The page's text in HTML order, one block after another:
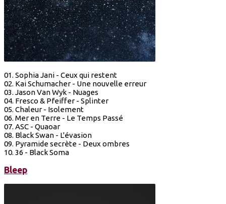
01. Sophia Jani - Ceux qui restent
02. Kai Schumacher - Une nouvelle erreur
03. Jason Van Wyk - Nuages
04. Fresco & Pfeiffer - Splinter
05. Chaleur - Isolement
06. Mer en Terre - Le Temps Passé
07. ASC - Quaoar
08. Black Swan - L'évasion
09. Pyramide secrète - Deux ombres
10. 36 - Black Soma
Bleep